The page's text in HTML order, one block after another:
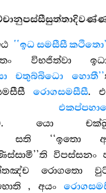
‘‘ඉධ සමසීසී
විභජිත්වා
චතුබ්බිධො හොතී’’
රොගසමසීසී.
යො
සති ‘‘ඉතො
විපස්සනං
රොගතො
හොති, අයං